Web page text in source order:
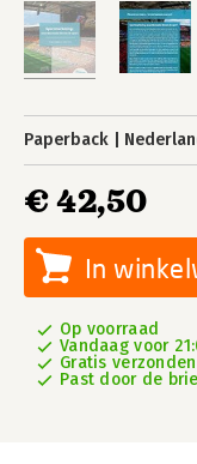
Paperback
€ 42,50
In
Op voorraad
Vandaag voor
Gratis verzonden
Past door de